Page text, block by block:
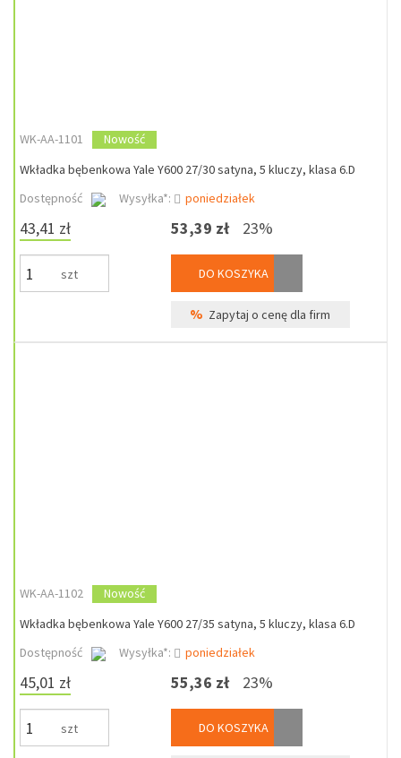
WK-AA-1101
Nowość
Wkładka bębenkowa Yale Y600 27/30 satyna, 5 kluczy, klasa 6.D
Dostępność
Wysyłka*: poniedziałek
43,41 zł
szt
53,39 zł 23%
DO KOSZYKA
% Zapytaj o cenę dla firm
WK-AA-1102
Nowość
Wkładka bębenkowa Yale Y600 27/35 satyna, 5 kluczy, klasa 6.D
Dostępność
Wysyłka*: poniedziałek
45,01 zł
szt
55,36 zł 23%
DO KOSZYKA